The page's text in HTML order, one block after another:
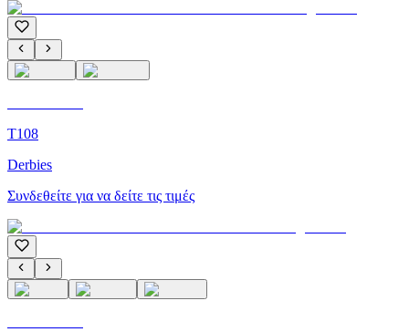
T108
Derbies
Συνδεθείτε για να δείτε τις τιμές